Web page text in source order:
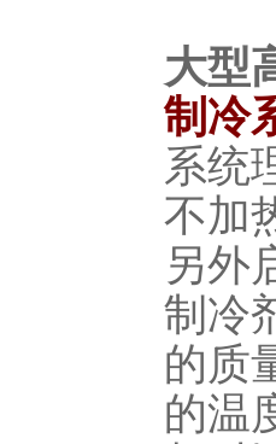
大型
制冷
系统
不加
另外
制冷
的质
的温